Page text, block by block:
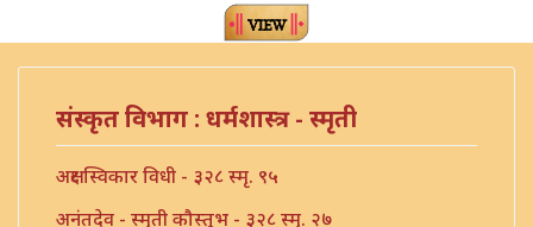
संस्कृत विभाग : धर्मशास्त्र - स्मृती
अक्षर स्विकार विधी - ३२८ स्मृ. ९५
अनंतदेव - स्मृती कौस्तुभ - ३२८ स्मृ. २७